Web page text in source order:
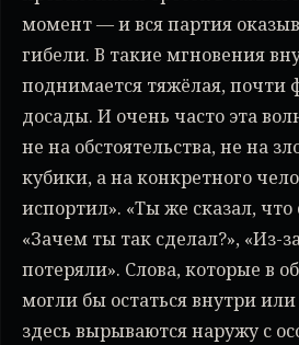
момент — и вся партия
гибели. В такие мгновения
поднимается тяжёлая, почти
досады. И очень часто эта
не на обстоятельства, не на
кубики, а на конкретного
испортил». «Ты же сказал,
«Зачем ты так сделал?», «Из-
потеряли». Слова, которые в
могли бы остаться внутри
здесь вырываются наружу с